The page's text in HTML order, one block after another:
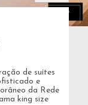
de suítes
e
da Rede
king size